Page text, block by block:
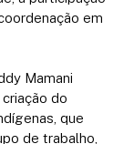
em
Mamani
do
que
de trabalho,